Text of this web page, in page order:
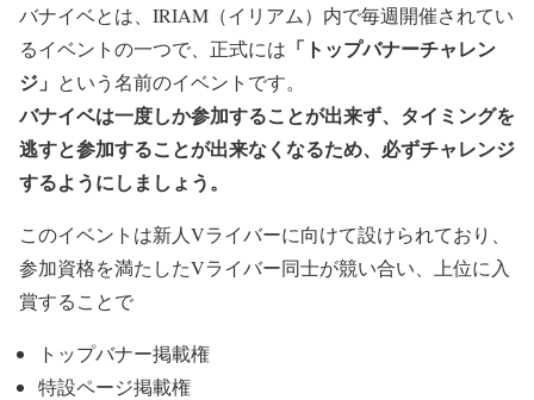
バナイベとは、IRIAM（イリアム）内で毎週開催されてい
るイベントの一つで、正式には 「トップバナーチャレン
ジ」 という名前のイベントです。
バナイベは一度しか参加することが出来ず、タイミングを
逃すと参加することが出来なくなるため、必ずチャレンジ
するようにしましょう。
このイベントは新人Vライバーに向けて設けられており、
参加資格を満たしたVライバー同士が競い合い、上位に入
賞することで
トップバナー掲載権
特設ページ掲載権